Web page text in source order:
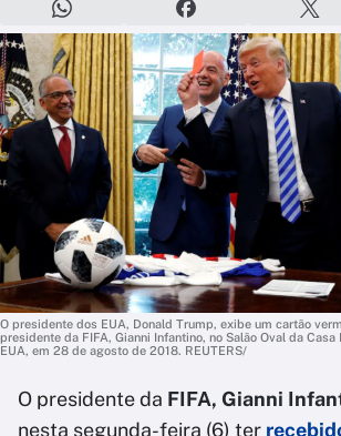
O presidente dos EUA, Donald Trump, exibe um cartão
presidente da FIFA, Gianni Infantino, no Salão Oval da Casa
EUA, em 28 de agosto de 2018. REUTERS/
O presidente da FIFA, Gianni
nesta segunda-feira (6) ter